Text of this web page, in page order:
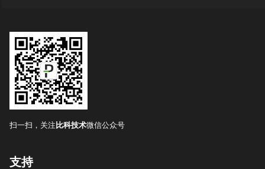
扫一扫，关注 比科技术微信公众号
支持